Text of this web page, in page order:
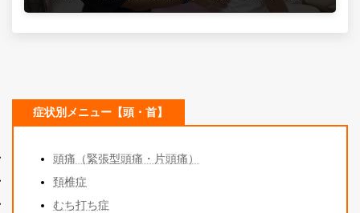
症状別メニュー【頭・首】
頭痛（緊張型頭痛・片頭痛）
頚椎症
むち打ち症